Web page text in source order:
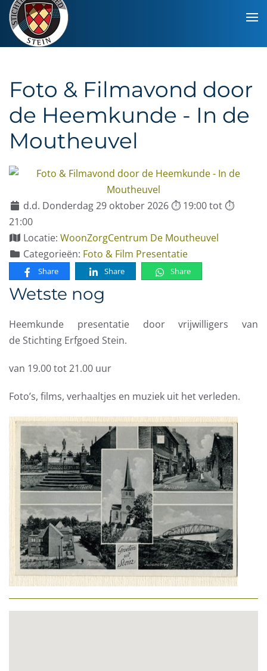
Foto & Filmavond door
de Heemkunde - In de
Moutheuvel
d.d. Donderdag 29 oktober 2026 ⏱ 19:00 tot ⏱
21:00
Locatie: WoonZorgCentrum De Moutheuvel
Categorieën: Foto & Film Presentatie
Share Share Share
Wetste nog
Heemkunde presentatie door vrijwilligers van
de Stichting Erfgoed Stein.
van 19.00 tot 21.00 uur
Foto’s, films, verhaaltjes en muziek uit het verleden.